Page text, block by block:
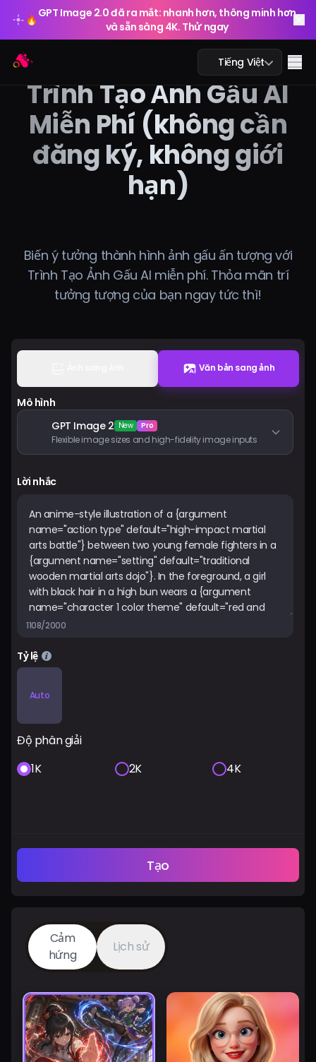
🔥 GPT Image 2.0 đã ra mắt: nhanh hơn, thông minh hơn
và sẵn sàng 4K. Thử ngay
Tiếng Việt
Trò chuyện AI
Video AI
Công cụ AI
🔥
GPT Image 2.0 đã ra mắt: nhanh hơn, thông minh hơn
Trình Tạo Ảnh Gấu AI
Miễn Phí (không cần
đăng ký, không giới
hạn)
Biến ý tưởng thành hình ảnh gấu ấn tượng với
Trình Tạo Ảnh Gấu AI miễn phí. Thỏa mãn trí
tưởng tượng của bạn ngay tức thì!
Văn bản sang ảnh
Mô hình
GPT Image 2 New Pro
Flexible image sizes and high-fidelity image inputs
Lời nhắc
1108/2000
Tỷ lệ
Auto
Độ phân giải
1K
2K 4K
Tạo
Cảm
hứng
Lịch sử